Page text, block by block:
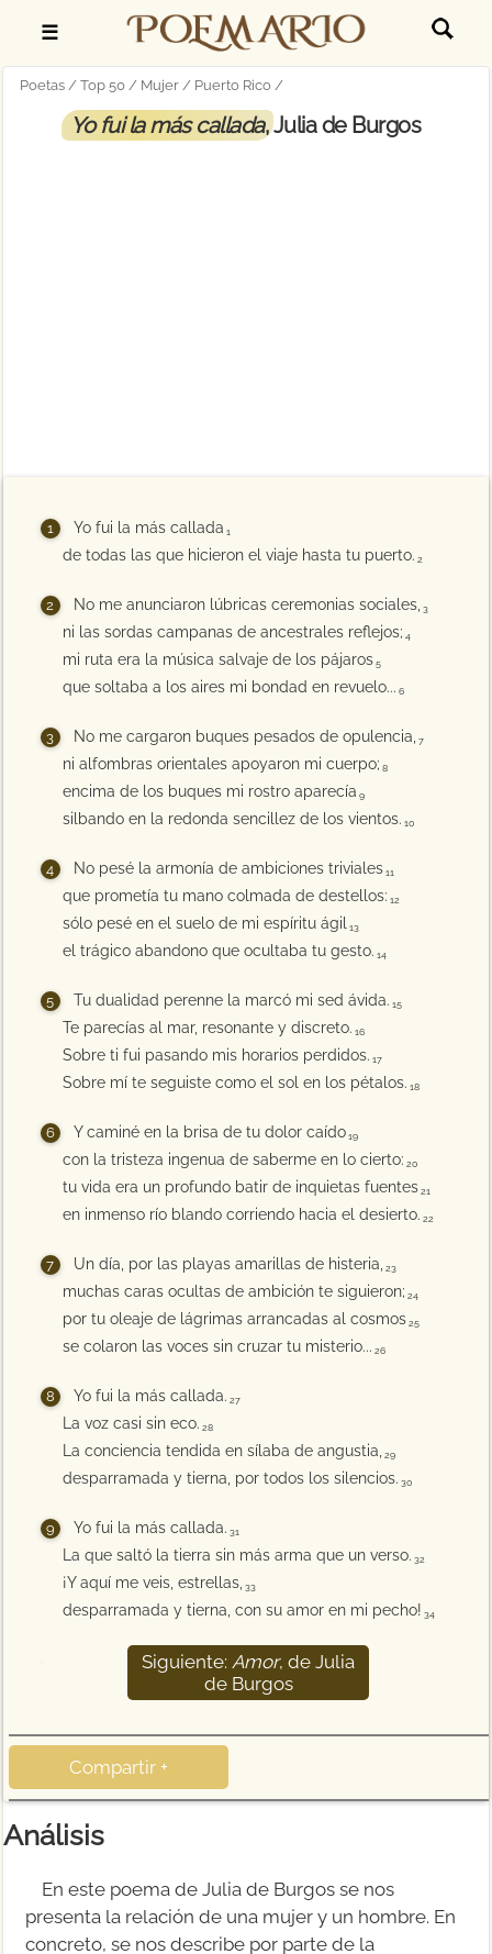
☰
Poetas Top 50 Mujer Puerto Rico
Yo fui la más callada, Julia de Burgos
Yo fui la más callada 1
de todas las que hicieron el viaje hasta tu puerto. 2
No me anunciaron lúbricas ceremonias sociales, 3
ni las sordas campanas de ancestrales reflejos; 4
mi ruta era la música salvaje de los pájaros 5
que soltaba a los aires mi bondad en revuelo... 6
No me cargaron buques pesados de opulencia, 7
ni alfombras orientales apoyaron mi cuerpo; 8
encima de los buques mi rostro aparecía 9
silbando en la redonda sencillez de los vientos. 10
No pesé la armonía de ambiciones triviales 11
que prometía tu mano colmada de destellos: 12
sólo pesé en el suelo de mi espíritu ágil 13
el trágico abandono que ocultaba tu gesto. 14
Tu dualidad perenne la marcó mi sed ávida. 15
Te parecías al mar, resonante y discreto. 16
Sobre ti fui pasando mis horarios perdidos. 17
Sobre mí te seguiste como el sol en los pétalos. 18
Y caminé en la brisa de tu dolor caído 19
con la tristeza ingenua de saberme en lo cierto: 20
tu vida era un profundo batir de inquietas fuentes 21
en inmenso río blando corriendo hacia el desierto. 22
Un día, por las playas amarillas de histeria, 23
muchas caras ocultas de ambición te siguieron; 24
por tu oleaje de lágrimas arrancadas al cosmos 25
se colaron las voces sin cruzar tu misterio... 26
Yo fui la más callada. 27
La voz casi sin eco. 28
La conciencia tendida en sílaba de angustia, 29
desparramada y tierna, por todos los silencios. 30
Yo fui la más callada. 31
La que saltó la tierra sin más arma que un verso. 32
¡Y aquí me veis, estrellas, 33
desparramada y tierna, con su amor en mi pecho! 34
Siguiente:Amor, de Julia
de Burgos
Compartir +
Análisis
En este poema de Julia de Burgos se nos
presenta la relación de una mujer y un hombre. En
concreto, se nos describe por parte de la